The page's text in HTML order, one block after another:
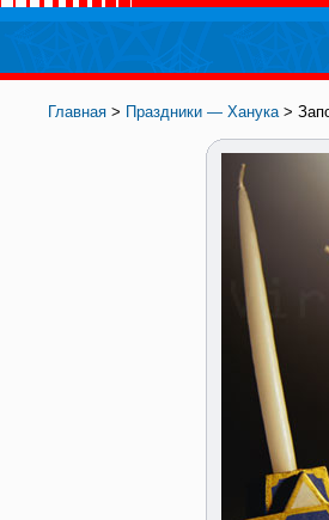
Главная > Праздники — Ханука>